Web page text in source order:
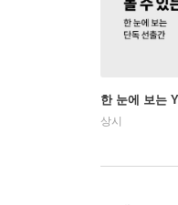
한 눈에 보는
상시